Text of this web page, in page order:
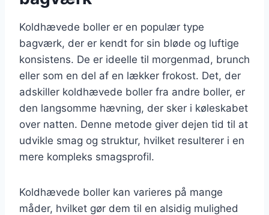
Koldhævede boller er en populær type
bagværk, der er kendt for sin bløde og luftige
konsistens. De er ideelle til morgenmad, brunch
eller som en del af en lækker frokost. Det, der
adskiller koldhævede boller fra andre boller, er
den langsomme hævning, der sker i køleskabet
over natten. Denne metode giver dejen tid til at
udvikle smag og struktur, hvilket resulterer i en
mere kompleks smagsprofil.
Koldhævede boller kan varieres på mange
måder, hvilket gør dem til en alsidig mulighed